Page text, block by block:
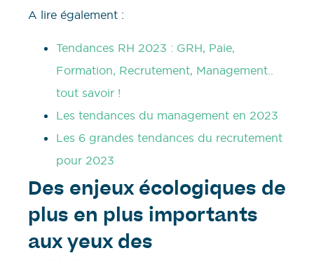
A lire également :
Tendances RH 2023 : GRH, Paie,
Formation, Recrutement, Management..
tout savoir !
Les tendances du management en 2023
Les 6 grandes tendances du recrutement
pour 2023
Des enjeux écologiques de
plus en plus importants
aux yeux des